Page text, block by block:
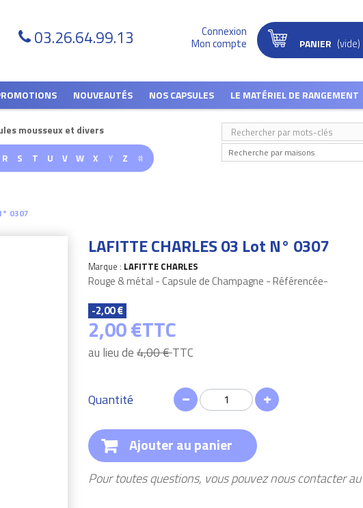
03.26.64.99.13 Connexion
Mon compte PANIER (vide)
NOUVEAUTÉS NOS CAPSULES LE MATÉRIEL DE RANGEMENT
mousseux et divers
R S T U V W X Y Z # Recherche par maisons
0307
LAFITTE CHARLES 03 Lot N° 0307
Marque : LAFITTE CHARLES
Rouge & métal - Capsule de Champagne - Référencée-
-2,00 €
2,00 €TTC
au lieu de4,00 €TTC
Quantité
Ajouter au panier
Pour toutes questions, vous pouvez nous contacter au